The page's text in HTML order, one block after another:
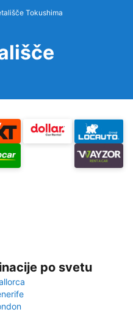
Tokushima
po svetu